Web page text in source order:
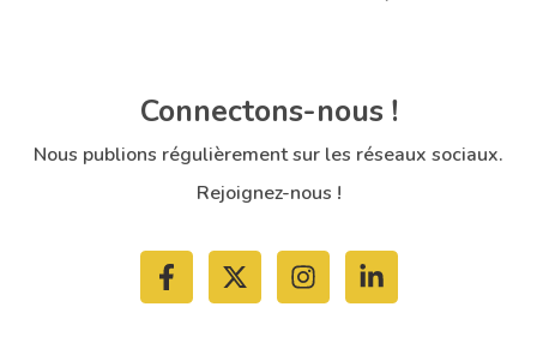
Connectons-nous !
Nous publions régulièrement sur les réseaux sociaux.
Rejoignez-nous !